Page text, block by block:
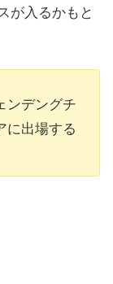
が入るかもと
ンデングチ
に出場する